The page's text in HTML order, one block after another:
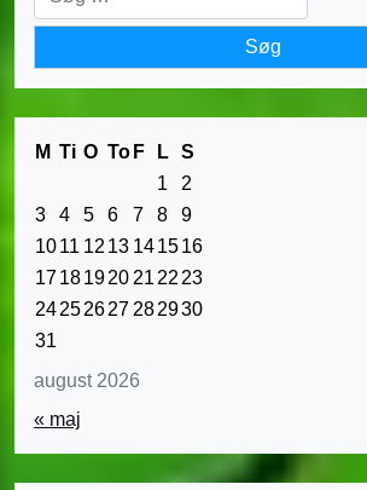
efter:
august 2026
M Ti O To F L S
1
2
3
4 5 6 7 8
9
1011 12 13 141516
17181920 21 22 23
24252627 282930
31
« maj